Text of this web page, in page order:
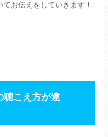
てお伝えをしていきます！
聴こえ方が違